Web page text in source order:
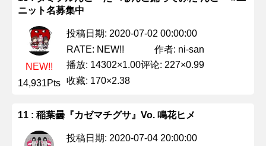
ニット名募集中
NEW!!
14,931Pts
投稿日期: 2020-07-02 00:00:00
RATE: NEW!!
作者: ni-san
播放: 14302×1.00评论: 227×0.99
收藏: 170×2.38
11 : 稲葉曇『カゼマチグサ』Vo. 鳴花ヒメ
投稿日期: 2020-07-04 20:00:00